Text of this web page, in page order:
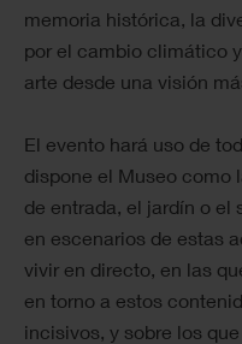
memoria histórica, la
por el cambio climático
arte desde una visión
El evento hará uso de
dispone el Museo como
de entrada, el jardín o el
en escenarios de estas
vivir en directo, en las
en torno a estos
incisivos, y sobre los